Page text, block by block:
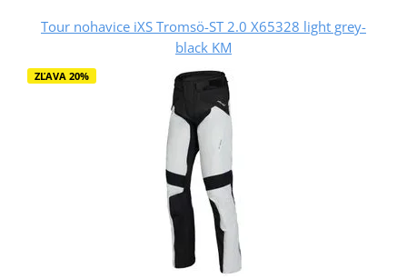
Tour nohavice iXS Tromsö-ST 2.0 X65328 light grey-
black KM
ZĽAVA 20%